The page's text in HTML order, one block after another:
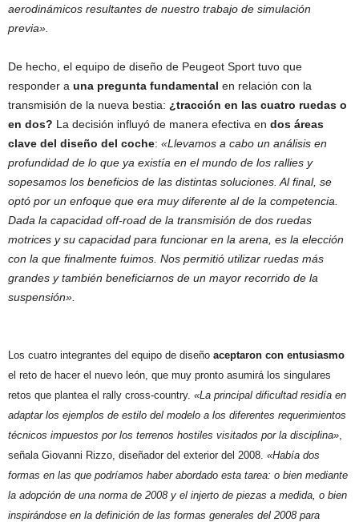
aerodinámicos resultantes de nuestro trabajo de simulación
previa».
De hecho, el equipo de diseño de Peugeot Sport tuvo que
responder a una pregunta fundamental en relación con la
transmisión de la nueva bestia: ¿tracción en las cuatro ruedas o
en dos? La decisión influyó de manera efectiva en dos áreas
clave del diseño del coche: «Llevamos a cabo un análisis en
profundidad de lo que ya existía en el mundo de los rallies y
sopesamos los beneficios de las distintas soluciones. Al final, se
optó por un enfoque que era muy diferente al de la competencia.
Dada la capacidad off-road de la transmisión de dos ruedas
motrices y su capacidad para funcionar en la arena, es la elección
con la que finalmente fuimos. Nos permitió utilizar ruedas más
grandes y también beneficiarnos de un mayor recorrido de la
suspensión».
Los cuatro integrantes del equipo de diseño aceptaron con entusiasmo
el reto de hacer el nuevo león, que muy pronto asumirá los singulares
retos que plantea el rally cross-country. «La principal dificultad residía en
adaptar los ejemplos de estilo del modelo a los diferentes requerimientos
técnicos impuestos por los terrenos hostiles visitados por la disciplina»,
señala Giovanni Rizzo, diseñador del exterior del 2008. «Había dos
formas en las que podríamos haber abordado esta tarea: o bien mediante
la adopción de una norma de 2008 y el injerto de piezas a medida, o bien
inspirándose en la definición de las formas generales del 2008 para